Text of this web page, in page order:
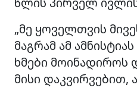
„მე ყოველთვის
მაგრამ ამ
ხმები მოინადიროს
მისი დაკვირვებით,